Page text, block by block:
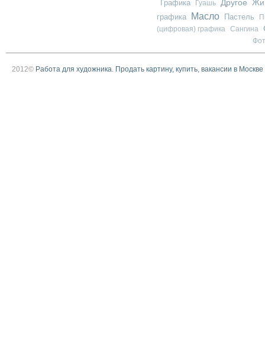
Графика Гуашь Другое
графика
Масло Пастель
(цифровая) графика
Сангина
2012© Работа для художника. Продать картину, купить, вакансии в Москве